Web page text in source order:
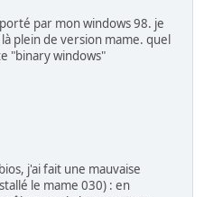
par mon windows 98. je
plein de version mame. quel
"binary windows"
j'ai fait une mauvaise
le mame 030) : en